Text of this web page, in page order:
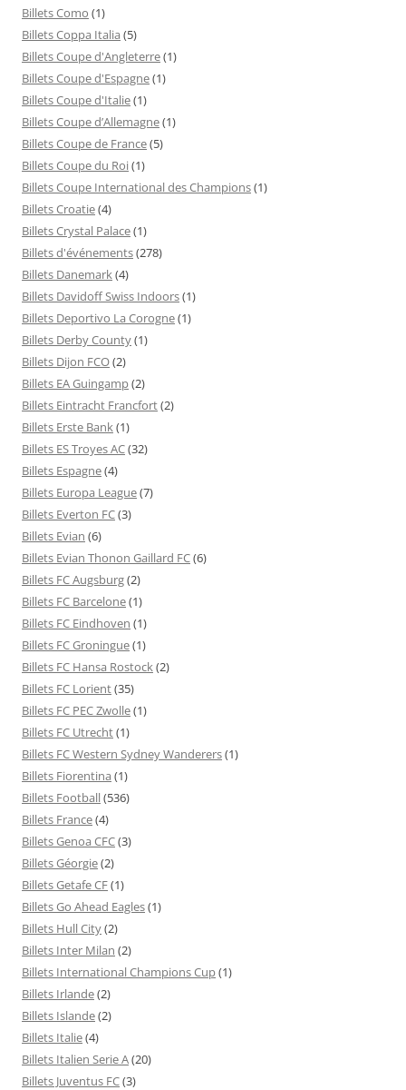
Billets Como (1)
Billets Coppa Italia (5)
Billets Coupe d'Angleterre(1)
Billets Coupe d'Espagne(1)
Billets Coupe d'Italie(1)
Billets Coupe d’Allemagne(1)
Billets Coupe de France(5)
Billets Coupe du Roi(1)
Billets Coupe International des Champions(1)
Billets Croatie(4)
Billets Crystal Palace(1)
Billets d'événements(278)
Billets Danemark(4)
Billets Davidoff Swiss Indoors(1)
Billets Deportivo La Corogne(1)
Billets Derby County(1)
Billets Dijon FCO(2)
Billets EA Guingamp(2)
Billets Eintracht Francfort(2)
Billets Erste Bank(1)
Billets ES Troyes AC(32)
Billets Espagne(4)
Billets Europa League(7)
Billets Everton FC(3)
Billets Evian (6)
Billets Evian Thonon Gaillard FC(6)
Billets FC Augsburg(2)
Billets FC Barcelone(1)
Billets FC Eindhoven (1)
Billets FC Groningue(1)
Billets FC Hansa Rostock(2)
Billets FC Lorient(35)
Billets FC PEC Zwolle(1)
Billets FC Utrecht(1)
Billets FC Western Sydney Wanderers(1)
Billets Fiorentina (1)
Billets Football(536)
Billets France(4)
Billets Genoa CFC(3)
Billets Géorgie(2)
Billets Getafe CF(1)
Billets Go Ahead Eagles(1)
Billets Hull City(2)
Billets Inter Milan (2)
Billets International Champions Cup(1)
Billets Irlande(2)
Billets Islande(2)
Billets Italie(4)
Billets Italien Serie A(20)
Billets Juventus FC(3)